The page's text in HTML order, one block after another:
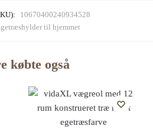
10670400240934528
til hjemmet
købte også